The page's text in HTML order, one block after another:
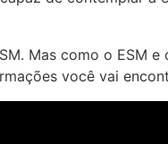
Mas como o ESM e
você vai